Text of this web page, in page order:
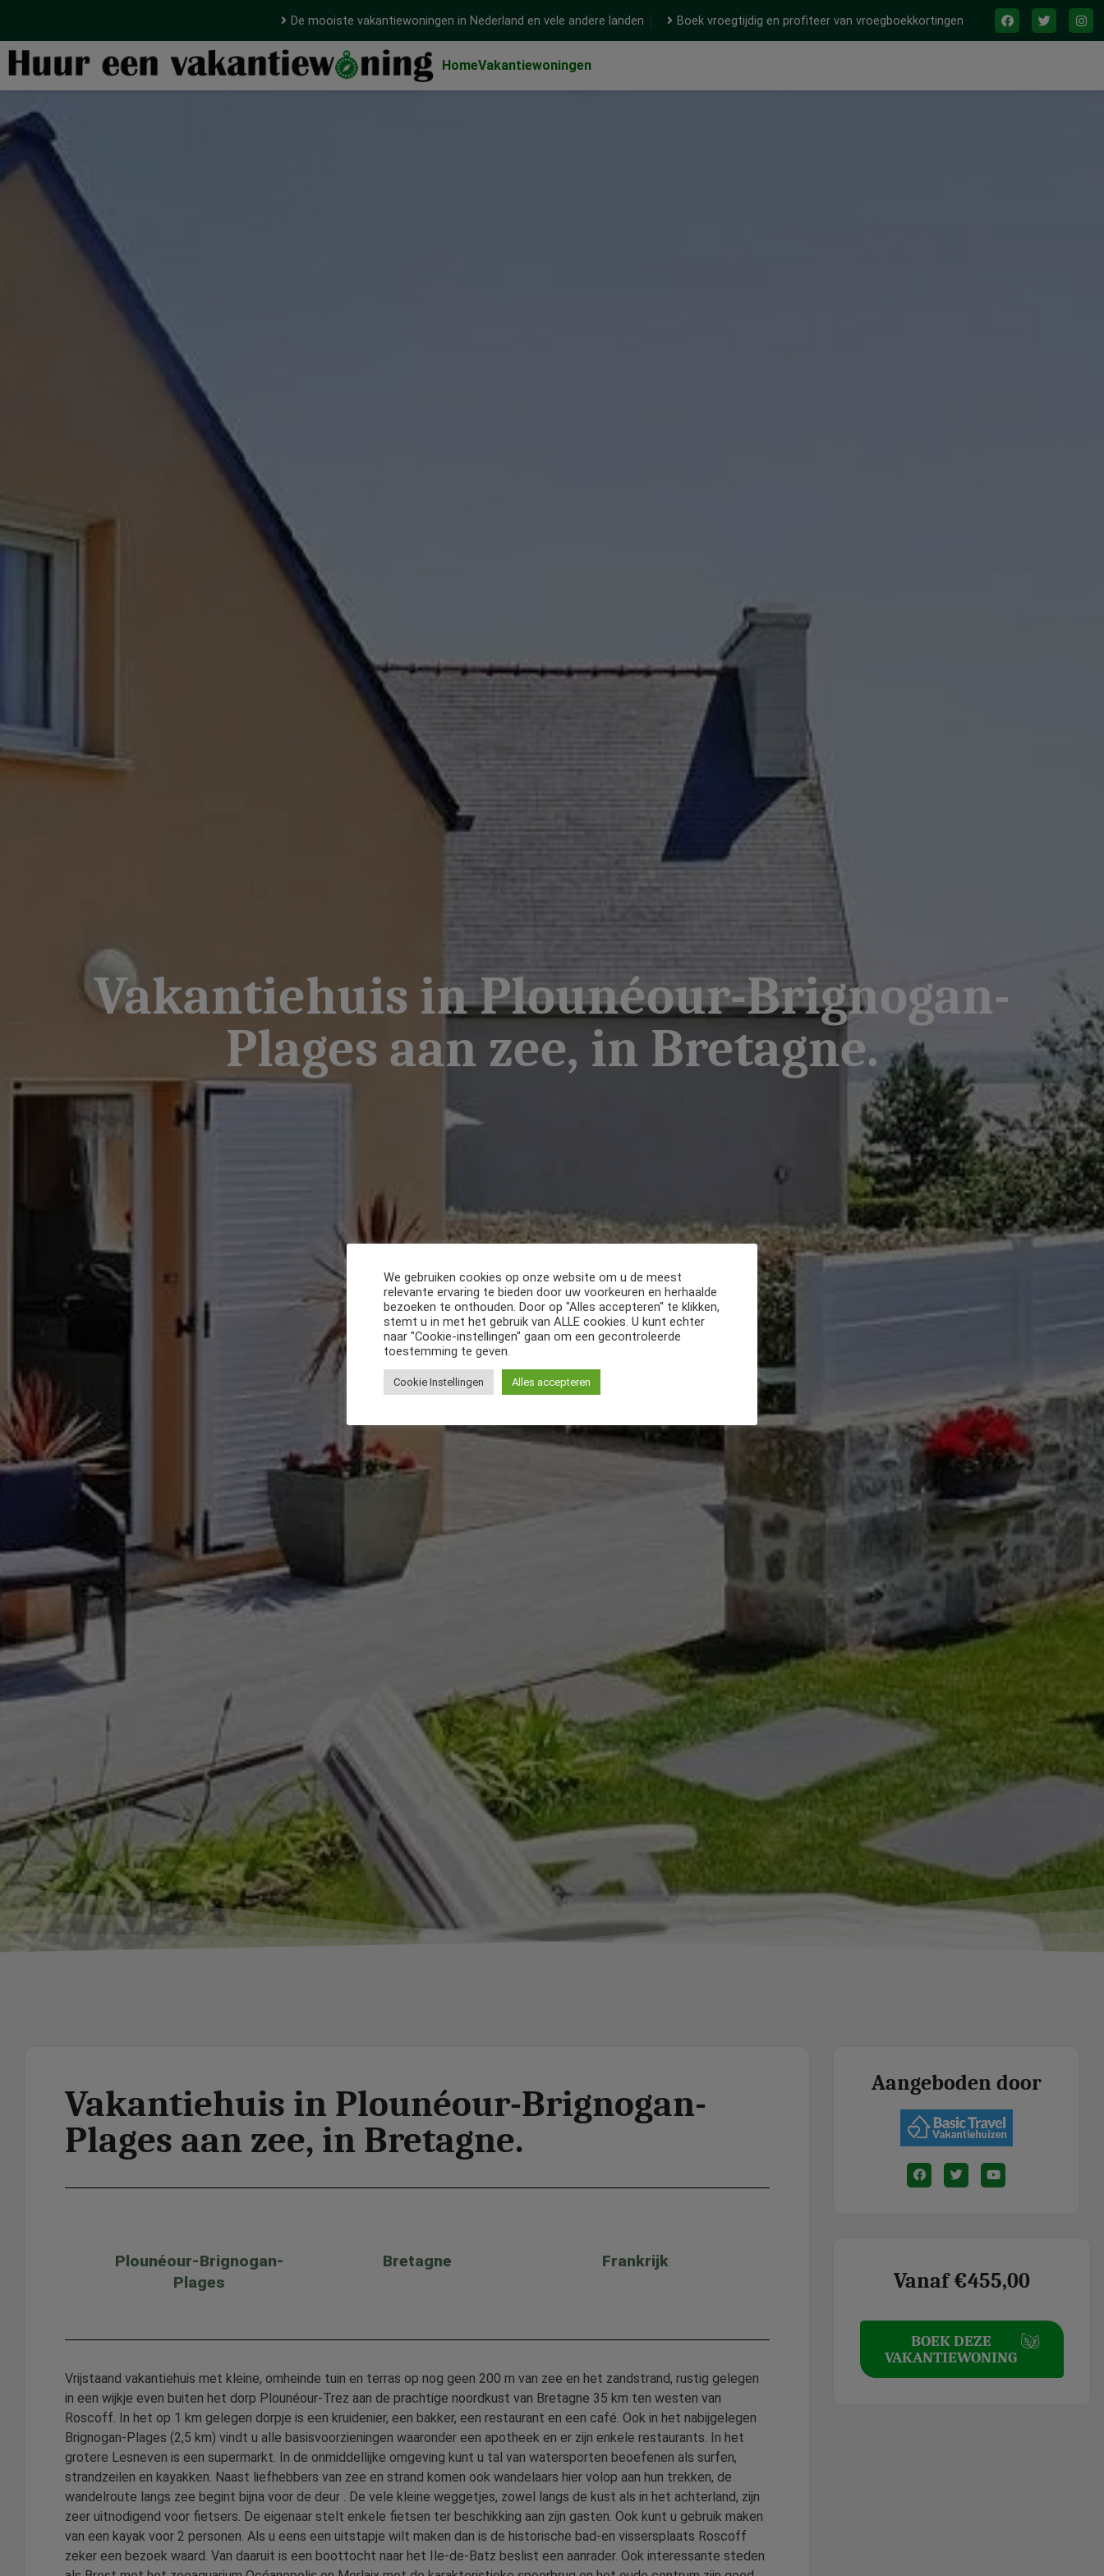
De mooiste vakantiewoningen in Nederland en vele andere landen Boek vroegtijdig en profiteer van vroegboekkortingen
HomeVakantiewoningen
Vakantiehuis in Plounéour-Brignogan-
Plages aan zee, in Bretagne.
Vakantiehuis in Plounéour-Brignogan-
Plages aan zee, in Bretagne.
Plounéour-Brignogan-
Plages
Bretagne Frankrijk
Vrijstaand vakantiehuis met kleine, omheinde tuin en terras op nog geen 200 m van zee en het zandstrand, rustig gelegen
in een wijkje even buiten het dorp Plounéour-Trez aan de prachtige noordkust van Bretagne 35 km ten westen van
Roscoff. In het op 1 km gelegen dorpje is een kruidenier, een bakker, een restaurant en een café. Ook in het nabijgelegen
Brignogan-Plages (2,5 km) vindt u alle basisvoorzieningen waaronder een apotheek en er zijn enkele restaurants. In het
grotere Lesneven is een supermarkt. In de onmiddellijke omgeving kunt u tal van watersporten beoefenen als surfen,
strandzeilen en kayakken. Naast liefhebbers van zee en strand komen ook wandelaars hier volop aan hun trekken, de
wandelroute langs zee begint bijna voor de deur . De vele kleine weggetjes, zowel langs de kust als in het achterland, zijn
zeer uitnodigend voor fietsers. De eigenaar stelt enkele fietsen ter beschikking aan zijn gasten. Ook kunt u gebruik maken
van een kayak voor 2 personen. Als u eens een uitstapje wilt maken dan is de historische bad-en vissersplaats Roscoff
zeker een bezoek waard. Van daaruit is een boottocht naar het Ile-de-Batz beslist een aanrader. Ook interessante steden
Aangeboden door
Vanaf €455,00
BOEK DEZE
VAKANTIEWONING
We gebruiken cookies op onze website om u de meest
relevante ervaring te bieden door uw voorkeuren en herhaalde
bezoeken te onthouden. Door op "Alles accepteren" te klikken,
stemt u in met het gebruik van ALLE cookies. U kunt echter
naar "Cookie-instellingen" gaan om een gecontroleerde
toestemming te geven.
Cookie Instellingen Alles accepteren